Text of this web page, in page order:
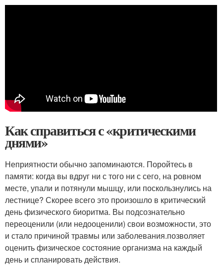
Как справиться с «критическими
днями»
Неприятности обычно запоминаются. Поройтесь в
памяти: когда вы вдруг ни с того ни с сего, на ровном
месте, упали и потянули мышцу, или поскользнулись на
лестнице? Скорее всего это произошло в критический
день физического биоритма. Вы подсознательно
переоценили (или недооценили) свои возможности, это
и стало причиной травмы или заболевания.позволяет
оценить физическое состояние организма на каждый
день и спланировать действия.